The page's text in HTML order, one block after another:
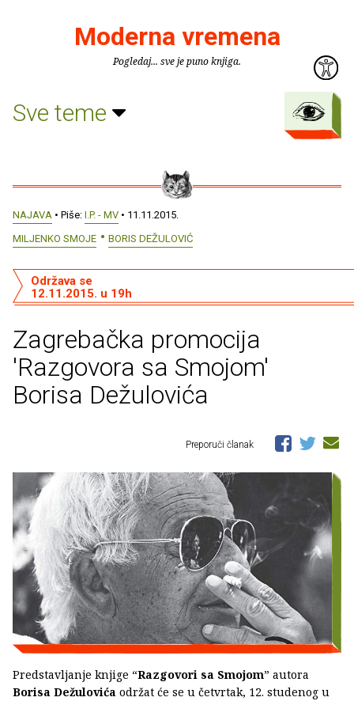
Moderna vremena
Pogledaj... sve je puno knjiga.
Sve teme
NAJAVA • Piše: I.P. - MV • 11.11.2015.
MILJENKO SMOJE
BORIS DEŽULOVIĆ
Zagrebačka promocija
'Razgovora sa Smojom'
Borisa Dežulovića
Održava se
12.11.2015. u 19h
Preporuči članak
Predstavljanje knjige “Razgovori sa Smojom” autora
Borisa Dežulovića održat će se u četvrtak, 12. studenog u